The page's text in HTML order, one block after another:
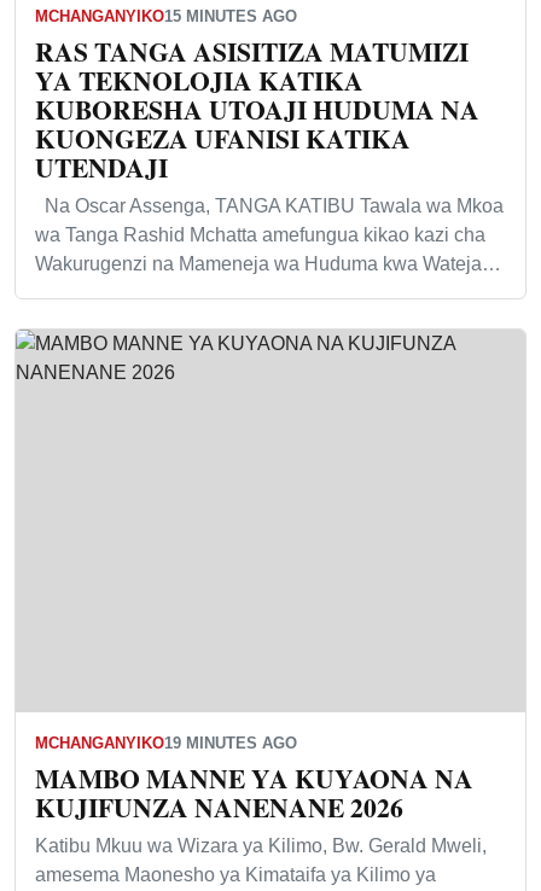
MCHANGANYIKO15 MINUTES AGO
RAS TANGA ASISITIZA MATUMIZI
YA TEKNOLOJIA KATIKA
KUBORESHA UTOAJI HUDUMA NA
KUONGEZA UFANISI KATIKA
UTENDAJI
Na Oscar Assenga, TANGA KATIBU Tawala wa Mkoa
wa Tanga Rashid Mchatta amefungua kikao kazi cha
Wakurugenzi na Mameneja wa Huduma kwa Wateja…
MCHANGANYIKO19 MINUTES AGO
MAMBO MANNE YA KUYAONA NA
KUJIFUNZA NANENANE 2026
Katibu Mkuu wa Wizara ya Kilimo, Bw. Gerald Mweli,
amesema Maonesho ya Kimataifa ya Kilimo ya